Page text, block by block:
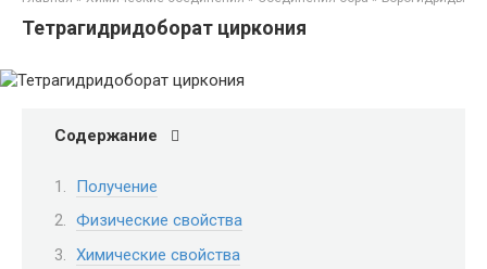
Тетрагидридоборат циркония
Содержание
Получение
Физические свойства
Химические свойства